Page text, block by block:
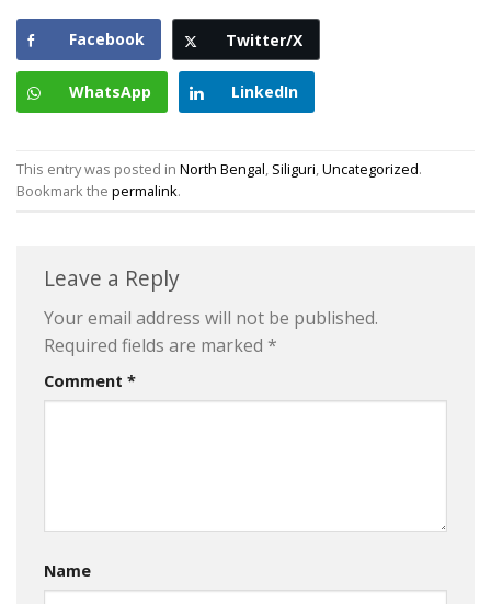
Facebook Twitter/X
WhatsApp LinkedIn
This entry was posted in North Bengal, Siliguri,Uncategorized.
Bookmark the permalink.
Leave a Reply
Your email address will not be published.
Required fields are marked *
Comment *
Name